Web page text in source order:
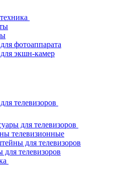
фотоаппарата
экшн-камер
телевизоров
для телевизоров
телевизионные
для телевизоров
для телевизоров